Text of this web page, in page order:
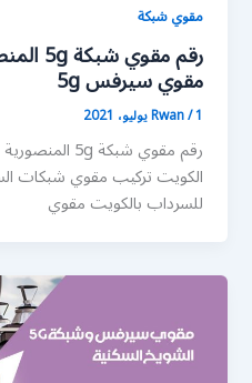
مقوي شبكة
مقوي سيرفس 5g
Rwan/1 يوليو، 2021
الكويت تركيب مقوي شبكات
للسرداب بالكويت مقوي